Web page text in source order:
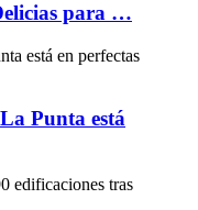
para …
Punta está